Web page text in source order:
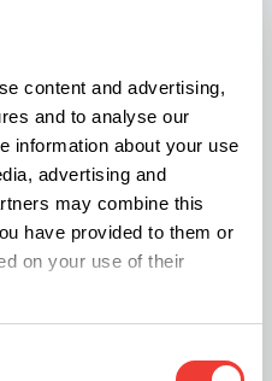
content and advertising,
and to analyse our
information about your use
advertising and
may combine this
have provided to them or
on your use of their